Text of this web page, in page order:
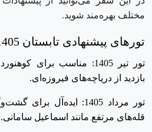
مختلف بهره‌مند شوید.
تورهای پیشنهادی تابستان 1405
تور تیر 1405: مناسب برای
بازدید از دریاچه‌های فیروزه‌ای.
تور مرداد 1405: ایده‌آل
قله‌های مرتفع مانند اسماعیل سامانی.